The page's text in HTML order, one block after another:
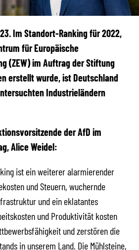
Im Standort-Ranking für 2022,
für Europäische
(ZEW) im Auftrag der Stiftung
erstellt wurde, ist Deutschland
Industrieländern
der AfD im
Alice Weidel:
ist ein weiterer alarmierender
und Steuern, wuchernde
und ein eklatantes
und Produktivität kosten
und zerstören die
in unserem Land. Die Mühlsteine,